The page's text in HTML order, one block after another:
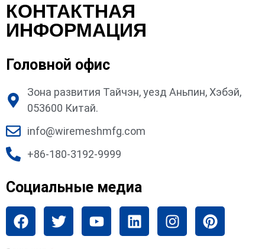
КОНТАКТНАЯ
ИНФОРМАЦИЯ
Головной офис
Зона развития Тайчэн, уезд Аньпин, Хэбэй,
053600 Китай.
info@wiremeshmfg.com
+86-180-3192-9999
Социальные медиа